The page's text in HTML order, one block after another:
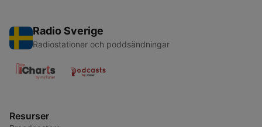
Radio Sverige
Radiostationer och poddsändningar
Resurser